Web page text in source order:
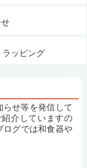
ラッピング
らせ等を発信して
介していますの
ログでは和食器や